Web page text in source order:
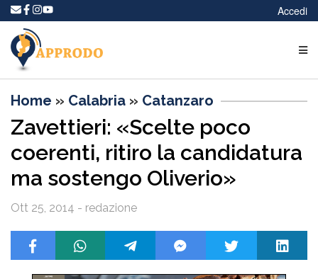
Accedi
Home » Calabria » Catanzaro
Zavettieri: «Scelte poco
coerenti, ritiro la candidatura
ma sostengo Oliverio»
Ott 25, 2014 - redazione